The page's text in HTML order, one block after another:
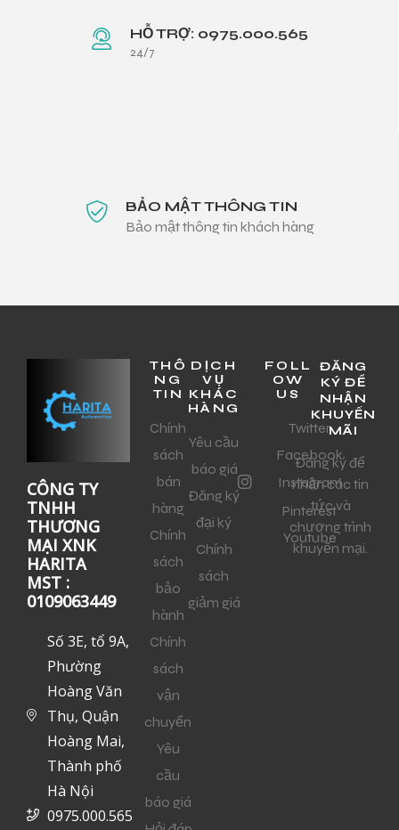
HỖ TRỢ: 0975.000.565
24/7
BẢO MẬT THÔNG TIN
Bảo mật thông tin khách hàng
CÔNG TY
TNHH
THƯƠNG
MẠI XNK
HARITA
MST :
0109063449
Số 3E, tổ 9A,
Phường
Hoàng Văn
Thụ, Quận
Hoàng Mai,
Thành phố
Hà Nội
0975.000.565
THÔ
NG
TIN
Chính
sách
bán
hàng
Chính
sách
bảo
hành
Chính
sách
vận
chuyển
Yêu
cầu
báo giá
DỊCH
VỤ
KHÁC
HÀNG
Yêu cầu
báo giá
Đăng ký
đại ký
Chính
sách
giảm giá
FOLL
OW
US
Twitter
Facebook
Instagram
Pinterest
Youtube
ĐĂNG
KÝ ĐỂ
NHẬN
KHUYẾN
MÃI
Đăng ký để
nhận các tin
tức và
chương trình
khuyến mại.